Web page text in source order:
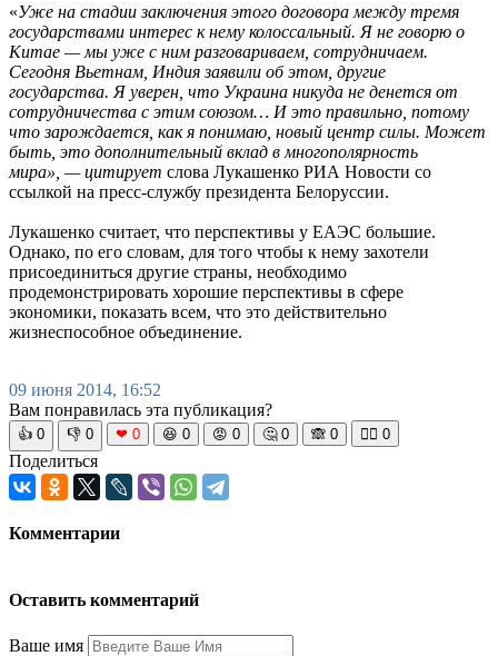
«Уже на стадии заключения этого договора между тремя
государствами интерес к нему колоссальный. Я не говорю о
Китае — мы уже с ним разговариваем, сотрудничаем.
Сегодня Вьетнам, Индия заявили об этом, другие
государства. Я уверен, что Украина никуда не денется от
сотрудничества с этим союзом… И это правильно, потому
что зарождается, как я понимаю, новый центр силы. Может
быть, это дополнительный вклад в многополярность
мира», — цитирует слова Лукашенко РИА Новости со
ссылкой на пресс-службу президента Белоруссии.
Лукашенко считает, что перспективы у ЕАЭС большие.
Однако, по его словам, для того чтобы к нему захотели
присоединиться другие страны, необходимо
продемонстрировать хорошие перспективы в сфере
экономики, показать всем, что это действительно
жизнеспособное объединение.
09 июня 2014, 16:52
Вам понравилась эта публикация?
👍 0 👎 0 ❤ 0 😆 0 😡 0 🤔 0 🙈 0 🧘‍♀️ 0
Поделиться
Комментарии
Оставить комментарий
Ваше имя